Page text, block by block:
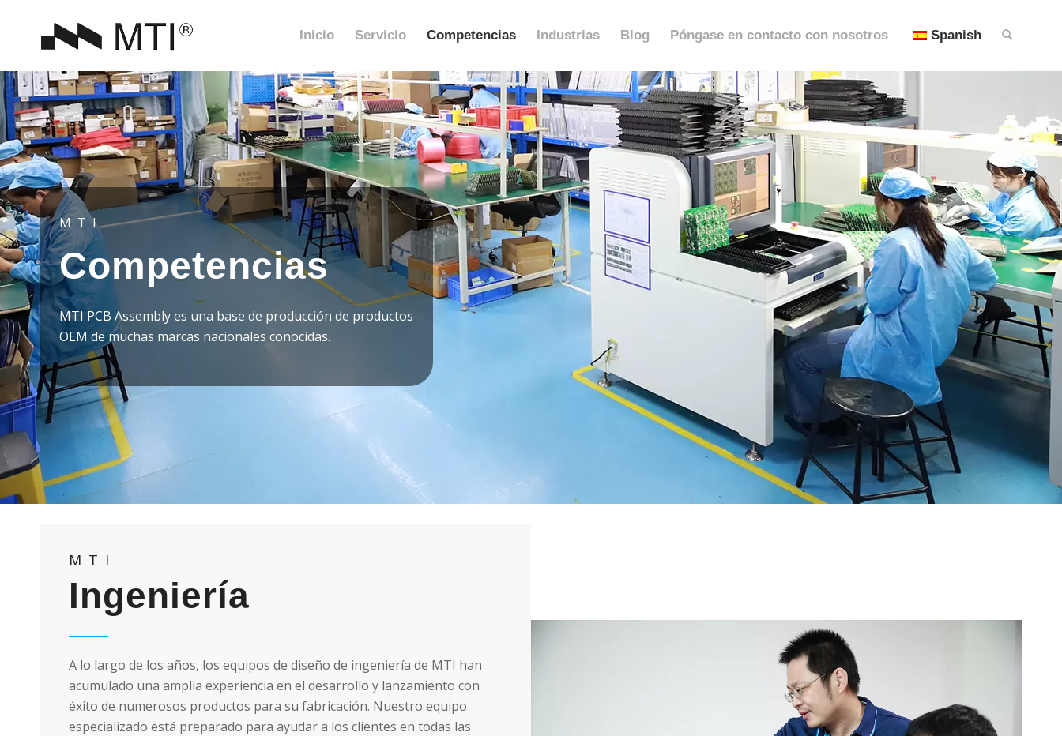
Inicio Servicio Competencias Industrias Blog Póngase en contacto con nosotros Spanish
MTI
Competencias
MTI PCB Assembly es una base de producción de productos
OEM de muchas marcas nacionales conocidas.
MTI
Ingeniería
A lo largo de los años, los equipos de diseño de ingeniería de MTI han
acumulado una amplia experiencia en el desarrollo y lanzamiento con
éxito de numerosos productos para su fabricación. Nuestro equipo
especializado está preparado para ayudar a los clientes en todas las